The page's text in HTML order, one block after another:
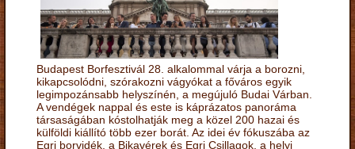
Budapest Borfesztivál 28. alkalommal várja a borozni,
kikapcsolódni, szórakozni vágyókat a főváros egyik
legimpozánsabb helyszínén, a megújuló Budai Várban.
A vendégek nappal és este is káprázatos panoráma
társaságában kóstolhatják meg a közel 200 hazai és
külföldi kiállító több ezer borát. Az idei év fókuszába az
Egri borvidék, a Bikavérek és Egri Csillagok, a helyi